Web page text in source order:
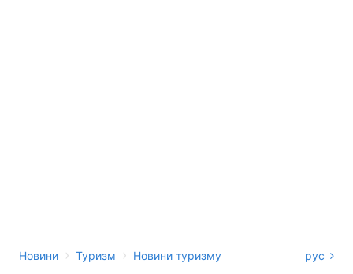
Новини › Туризм › Новини туризму рус